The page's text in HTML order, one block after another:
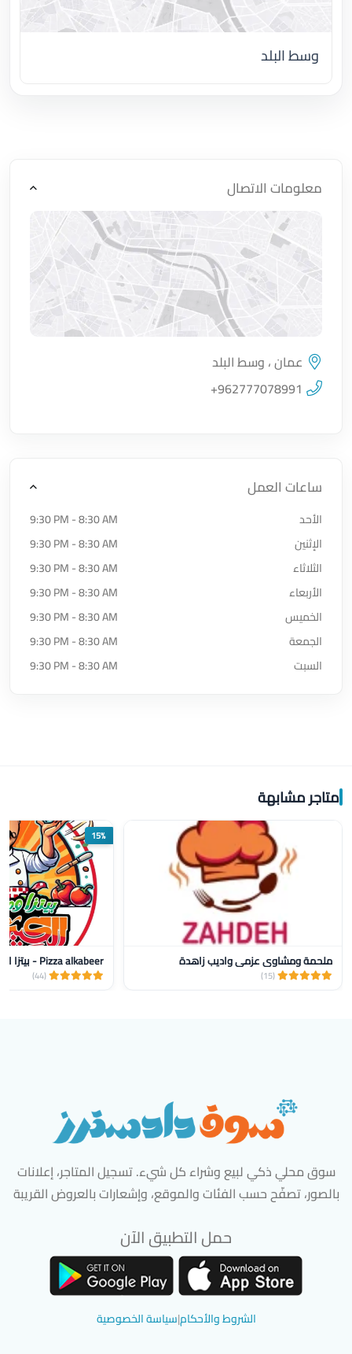
وسط البلد
معلومات الاتصال
اضغط لتحميل الموقع
عمان ، وسط البلد
+962777078991
ساعات العمل
الأحد
9:30 PM - 8:30 AM
الإثنين
9:30 PM - 8:30 AM
الثلاثاء
9:30 PM - 8:30 AM
الأربعاء
9:30 PM - 8:30 AM
الخميس
9:30 PM - 8:30 AM
الجمعة
9:30 PM - 8:30 AM
السبت
9:30 PM - 8:30 AM
متاجر مشابهة
ملحمة ومشاوي عزمي واديب زاهدة
(15)
15%
Pizza alkabeer - بيتزا الكبير
(44)
سوق محلي ذكي لبيع وشراء كل شيء. تسجيل المتاجر، إعلانات
بالصور، تصفّح حسب الفئات والموقع، وإشعارات بالعروض القريبة
حمل التطبيق الآن
الشروط والأحكام|سياسة الخصوصية